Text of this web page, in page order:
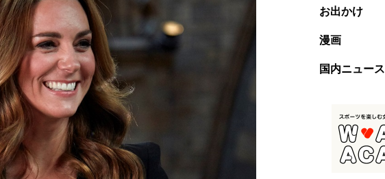
お出かけ
漫画
国内ニュース